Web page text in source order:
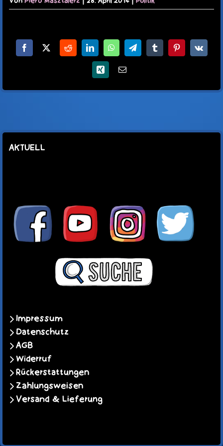
Facebook
X RedditLinkedInWhatsAppTelegramTumblrPinterest
Vk
Xing
E-
AKTUELL
Impressum
Datenschutz
AGB
Widerruf
Rückerstattungen
Zahlungsweisen
Versand & Lieferung